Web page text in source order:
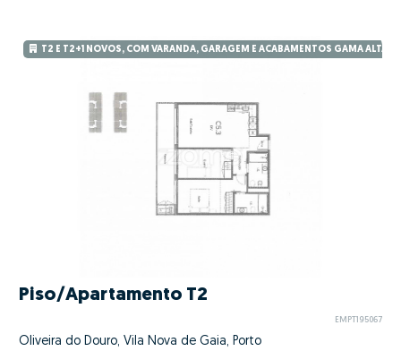
T2 E T2+1 NOVOS, COM VARANDA, GARAGEM E ACABAMENTOS GAMA ALTA –
Piso/Apartamento T2
EMPT195067
Oliveira do Douro, Vila Nova de Gaia, Porto